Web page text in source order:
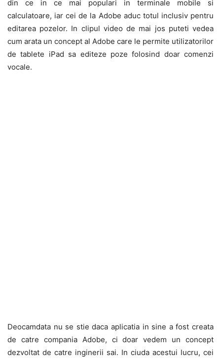
din ce in ce mai populari in terminale mobile si
calculatoare, iar cei de la Adobe aduc totul inclusiv pentru
editarea pozelor. In clipul video de mai jos puteti vedea
cum arata un concept al Adobe care le permite utilizatorilor
de tablete iPad sa editeze poze folosind doar comenzi
vocale.
Deocamdata nu se stie daca aplicatia in sine a fost creata
de catre compania Adobe, ci doar vedem un concept
dezvoltat de catre inginerii sai. In ciuda acestui lucru, cei